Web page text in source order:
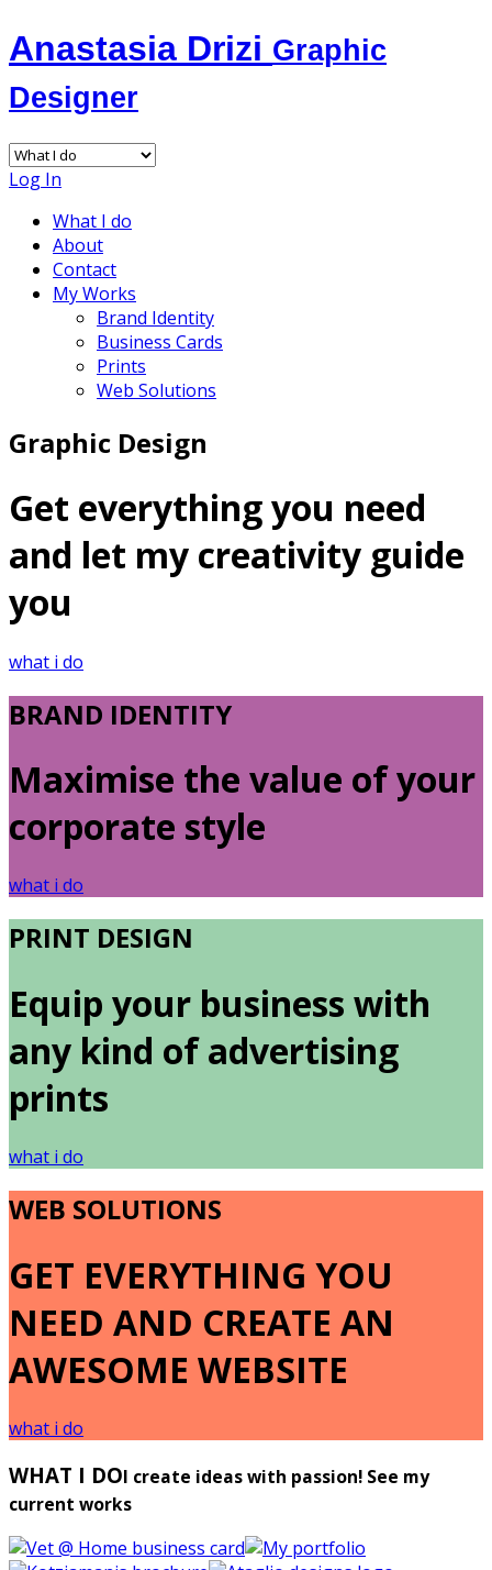
Anastasia Drizi Graphic
Designer
Log In
What I do
About
Contact
My Works
Brand Identity
Business Cards
Prints
Web Solutions
Graphic Design
Get everything you need
and let my creativity guide
you
what i do
BRAND IDENTITY
Maximise the value of your
corporate style
what i do
PRINT DESIGN
Equip your business with
any kind of advertising
prints
what i do
WEB SOLUTIONS
GET EVERYTHING YOU
NEED AND CREATE AN
AWESOME WEBSITE
what i do
WHAT I DOI create ideas with passion! See my
current works